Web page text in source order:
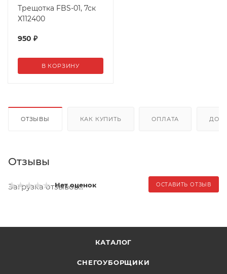
Трещотка FBS-01, 7ск
Х112400
950 ₽
В КОРЗИНУ
ОТЗЫВЫ КАК КУПИТЬ ОПЛАТА
Отзывы
Нет оценок ОСТАВИТЬ ОТЗЫВ
Загрузка отзывов...
КАТАЛОГ
СНЕГОУБОРЩИКИ